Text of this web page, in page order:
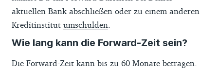
aktuellen Bank abschließen oder zu einem anderen
Kreditinstitut umschulden
Wie lang kann die Forward-Zeit sein?
Die Forward-Zeit kann bis zu 60 Monate betragen.